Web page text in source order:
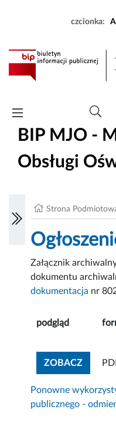
czcionka: A
BIP MJO -
Obsługi
Strona
Załącznik
dokumentu
dokumentacja nr
podgląd
ZOBACZ
Ponowne
publicznego -